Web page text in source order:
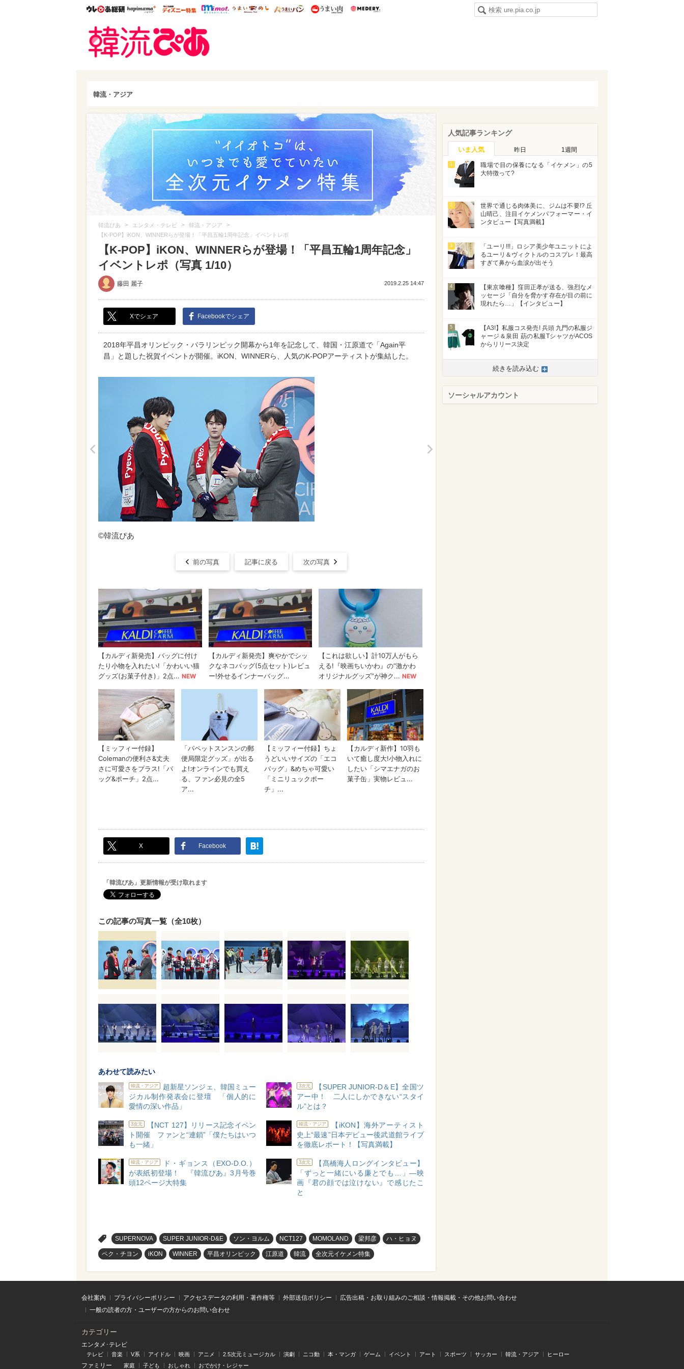
ウレぴあ総研ハピママ* ウレぴあ総研 ディズニー特集
mimot. うまいめし うまいパン うまい肉
韓流・アジア
韓流ぴあ > エンタメ・テレビ > 韓流・アジア >
【K-POP】iKON、WINNERらが登場！「平昌五輪1周年記念」イベントレポ
【K-POP】iKON、WINNERらが登場！「平昌五輪1周年記念」
イベントレポ（写真 1/10）
藤田 麗子 2019.2.25 14:47
Xでシェア Facebookでシェア
2018年平昌オリンピック・パラリンピック開幕から1年を記念して、韓国・江原道で「Again平
昌」と題した祝賀イベントが開催。iKON、WINNERら、人気のK-POPアーティストが集結した。
©韓流ぴあ
前の写真 記事に戻る 次の写真
X Facebook
「韓流ぴあ」更新情報が受け取れます
この記事の写真一覧（全10枚）
あわせて読みたい
韓流・アジア
超新星ソンジェ、韓国ミュー
ジカル制作発表会に登壇 「個人的に
愛情の深い作品」
3次元
【SUPER JUNIOR-D＆E】全国ツ
アー中！ 二人にしかできない“スタイ
ル”とは？
3次元
【NCT 127】リリース記念イベン
ト開催 ファンと“連鎖”「僕たちはいつ
も一緒」
韓流・アジア
【iKON】海外アーティスト
史上“最速”日本デビュー後武道館ライブ
を徹底レポート！【写真満載】
韓流・アジア
ド・ギョンス（EXO-D.O.）
が表紙初登場！ 『韓流ぴあ』3月号巻
頭12ページ大特集
3次元
【髙橋海人ロングインタビュー】
「ずっと一緒にいる廉とでも…」―映
画『君の顔では泣けない』で感じたこ
と
SUPERNOVA SUPER JUNIOR-D&E ソン・ヨルム NCT127 MOMOLAND 梁邦彦 ハ・ヒョヌ
ペク・チヨン iKON WINNER 平昌オリンピック 江原道 韓流 全次元イケメン特集
人気記事ランキング
いま人気 昨日 1週間
1
職場で目の保養になる「イケメン」の5
大特徴って?
2
世界で通じる肉体美に、ジムは不要!? 丘
山晴己、注目イケメンパフォーマー・イ
ンタビュー【写真満載】
3
「ユーリ!!!」ロシア美少年ユニットによ
るユーリ＆ヴィクトルのコスプレ！最高
すぎて鼻から血涙が出そう
4
【東京喰種】窪田正孝が送る、強烈なメ
ッセージ「自分を脅かす存在が目の前に
現れたら…」【インタビュー】
5
【A3!】私服コス発売! 兵頭 九門の私服ジ
ャージ＆泉田 莇の私服TシャツがACOS
からリリース決定
続きを読み込む
ソーシャルアカウント
会社案内 プライバシーポリシー アクセスデータの利用・著作権等 外部送信ポリシー
広告出稿・お取り組みのご相談・情報掲載・その他お問い合わせ
一般の読者の方・ユーザーの方からのお問い合わせ
カテゴリー
エンタメ･テレビ
テレビ 音楽 V系 アイドル 映画 アニメ 2.5次元ミュージカル 演劇 ニコ動 本・マンガ ゲーム イベント アート スポーツ サッカー 韓流・アジア ヒーロー
ファミリー 家庭 子ども おしゃれ おでかけ・レジャー